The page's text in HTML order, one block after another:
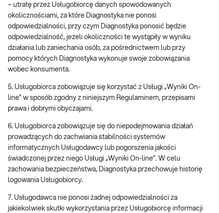
– utratę przez Usługobiorcę danych spowodowanych
okolicznościami, za które Diagnostyka nie ponosi
odpowiedzialności, przy czym Diagnostyka ponosić będzie
odpowiedzialność, jeżeli okoliczności te wystąpiły w wyniku
działania lub zaniechania osób, za pośrednictwem lub przy
pomocy których Diagnostyka wykonuje swoje zobowiązania
wobec konsumenta.
5. Usługobiorca zobowiązuje się korzystać z Usługi „Wyniki On-
line” w sposób zgodny z niniejszym Regulaminem, przepisami
prawa i dobrymi obyczajami.
6. Usługobiorca zobowiązuje się do niepodejmowania działań
prowadzących do zachwiania stabilności systemów
informatycznych Usługodawcy lub pogorszenia jakości
świadczonej przez niego Usługi „Wyniki On-line”. W celu
zachowania bezpieczeństwa, Diagnostyka przechowuje historię
logowania Usługobiorcy.
7. Usługodawca nie ponosi żadnej odpowiedzialności za
jakiekolwiek skutki wykorzystania przez Usługobiorcę informacji